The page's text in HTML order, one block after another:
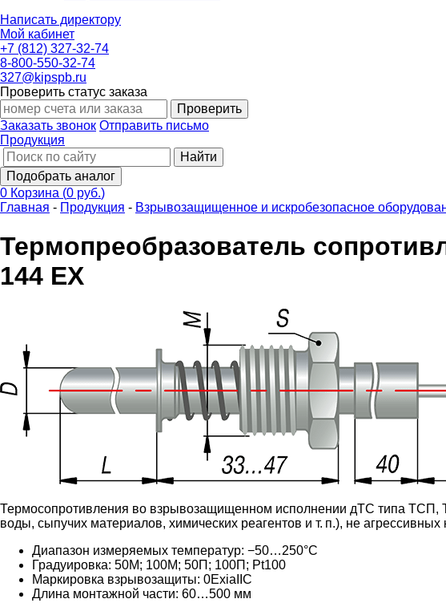
Написать директору
Мой кабинет
+7 (812) 327-32-74
8-800-550-32-74
327@kipspb.ru
Проверить статус заказа
Проверить
Заказать звонок Отправить письмо
Продукция
Найти
Подобрать аналог
0 Корзина (0 руб.)
Главная - Продукция - Взрывозащищенное и искробезопасное
Термопреобразователь
144 EX
Термосопротивления во взрывозащищенном исполнении дТС типа ТСП,
воды, сыпучих материалов, химических реагентов и т. п.), не агрессивных
Диапазон измеряемых температур: −50…250°C
Градуировка: 50М; 100М; 50П; 100П; Pt100
Маркировка взрывозащиты: 0ExiaIIC
Длина монтажной части: 60…500 мм